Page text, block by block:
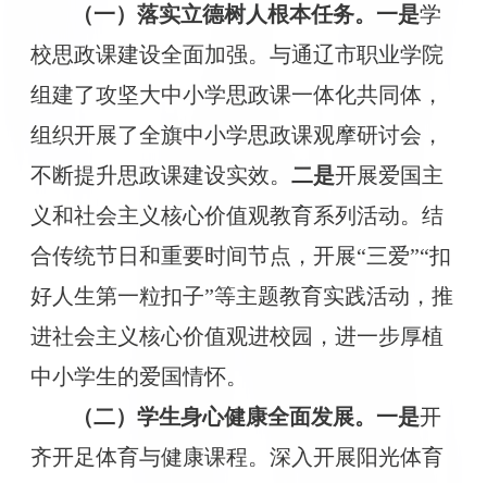
（一）落实立德树人根本任务。 一是学
校思政课建设全面加强。与通辽市职业学院
组建了攻坚大中小学思政课一体化共同体，
组织开展了全旗中小学思政课观摩研讨会，
不断提升思政课建设实效。 二是开展爱国主
义和社会主义核心价值观教育系列活动。结
合传统节日和重要时间节点，开展“三爱”“扣
好人生第一粒扣子”等主题教育实践活动，推
进社会主义核心价值观进校园，进一步厚植
中小学生的爱国情怀。
（二）学生身心健康全面发展。 一是开
齐开足体育与健康课程。深入开展阳光体育